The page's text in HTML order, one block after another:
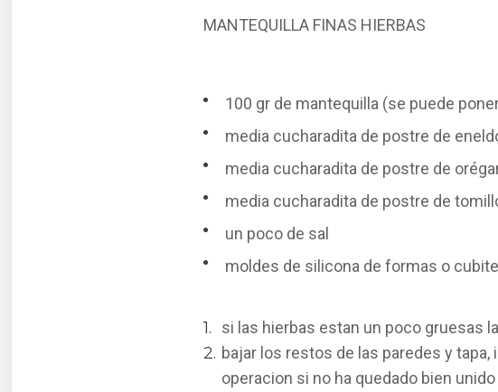
MANTEQUILLA FINAS HIERBAS
100 gr de mantequilla (se puede
media cucharadita de postre de
media cucharadita de postre de
media cucharadita de postre de
un poco de sal
moldes de silicona de formas o
si las hierbas estan un poco gruesas
bajar los restos de las paredes y
operacion si no ha quedado bien